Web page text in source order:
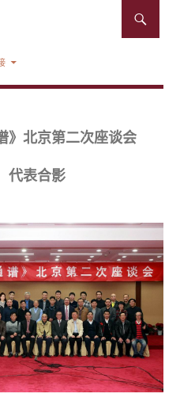
》北京第二次座谈会
代表合影